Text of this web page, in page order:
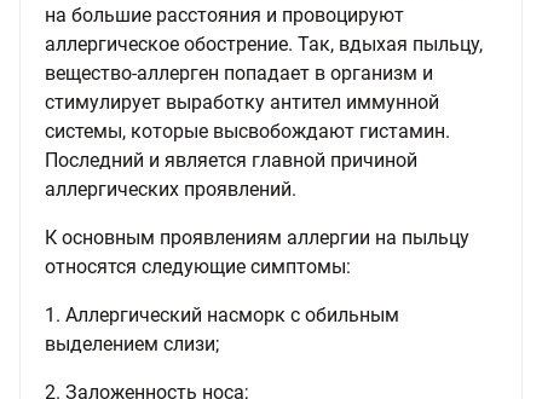
на большие расстояния и провоцируют
аллергическое обострение. Так, вдыхая пыльцу,
вещество-аллерген попадает в организм и
стимулирует выработку антител иммунной
системы, которые высвобождают гистамин.
Последний и является главной причиной
аллергических проявлений.
К основным проявлениям аллергии на пыльцу
относятся следующие симптомы:
1. Аллергический насморк с обильным
выделением слизи;
2. Заложенность носа;